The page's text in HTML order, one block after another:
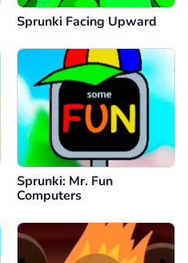
Sprunki Facing Upward
Sprunki: Mr. Fun
Computers